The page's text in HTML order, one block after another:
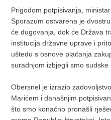
Prigodom potpisivanja,
Sporazum ostvarena je
će dugovanja, dok će Država
institucija državne uprave i
uštedu s osnove plaćanja
suradnjom izbjegli smo sudske
Obersnel je izrazio
Marićem i današnjim
što smo konačno pronašli